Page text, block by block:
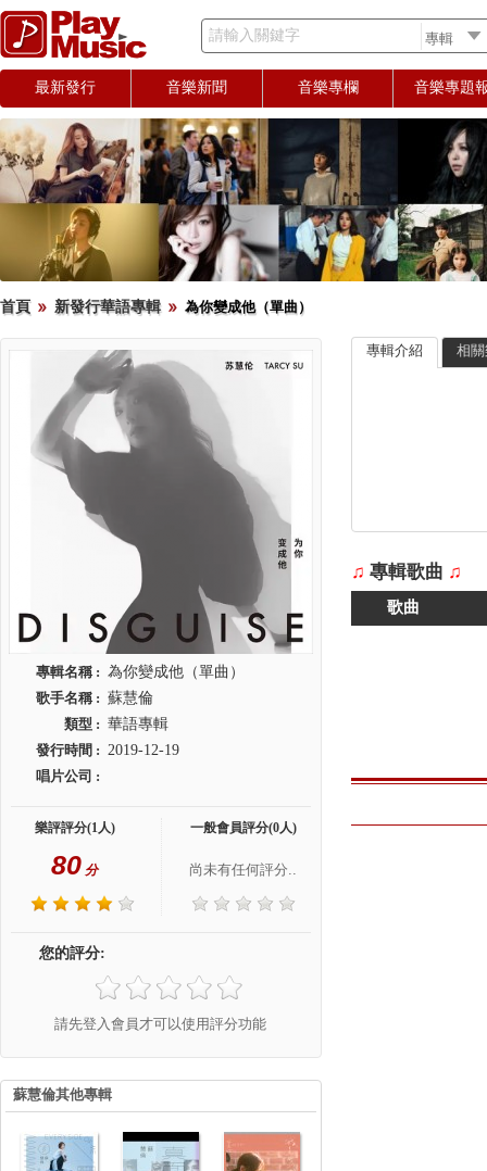
請輸入關鍵字
最新發行 音樂新聞 音樂專欄 音樂專題
首頁 新發行華語專輯 為你變成他（單曲）
專輯名稱 : 為你變成他（單曲）
歌手名稱 : 蘇慧倫
類型 : 華語專輯
發行時間 : 2019-12-19
唱片公司 :
樂評評分(1人)
80 分
一般會員評分(0人)
尚未有任何評分..
您的評分:
請先登入會員才可以使用評分功能
蘇慧倫其他專輯
專輯介紹 相
♫ 專輯歌曲 ♫
歌曲